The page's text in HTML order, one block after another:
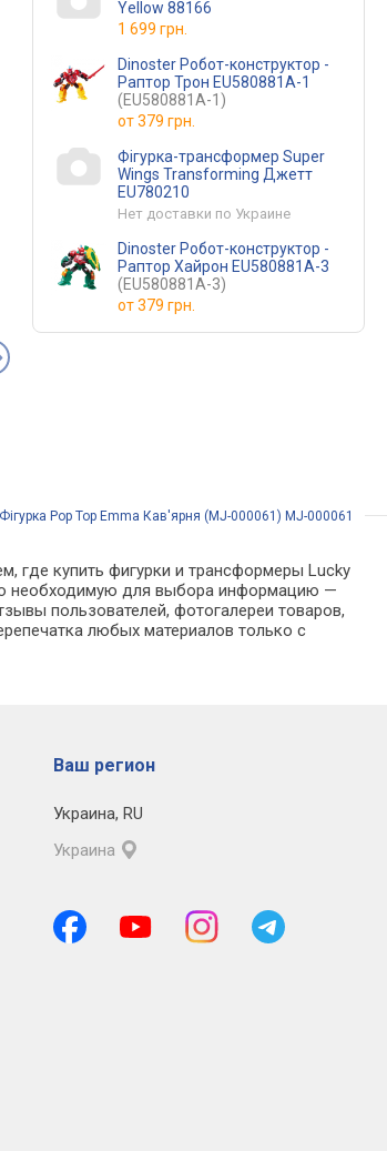
Yellow 88166
1 699 грн.
Dinoster Робот-конструктор -
Раптор Трон EU580881A-1
(EU580881A-1)
от379 грн.
Фігурка-трансформер Super
Wings Transforming Джетт
EU780210
Нет доставки по Украине
Dinoster Робот-конструктор -
Раптор Хайрон EU580881A-3
(EU580881A-3)
от379 грн.
Pop Top Emma Кав'ярня (MJ-000061) MJ-000061
где купить фигурки и трансформеры Lucky
необходимую для выбора информацию —
пользователей, фотогалереи товаров,
любых материалов только с
Ваш регион
Украина, RU
Украина